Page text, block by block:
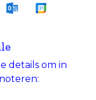
details om in